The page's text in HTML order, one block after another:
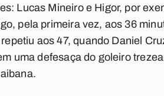
Lucas Mineiro e Higor, por
pela primeira vez, aos 36
aos 47, quando Daniel
uma defesaça do goleiro